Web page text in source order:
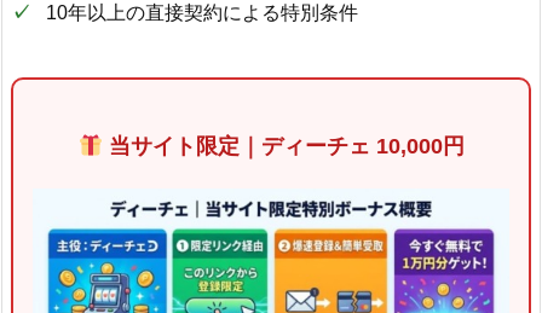
10年以上の直接契約による特別条件
当サイト限定｜ディーチェ 10,000円